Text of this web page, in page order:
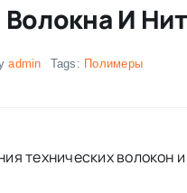
Волокна И
admin Tags: Полимеры
технических волокон